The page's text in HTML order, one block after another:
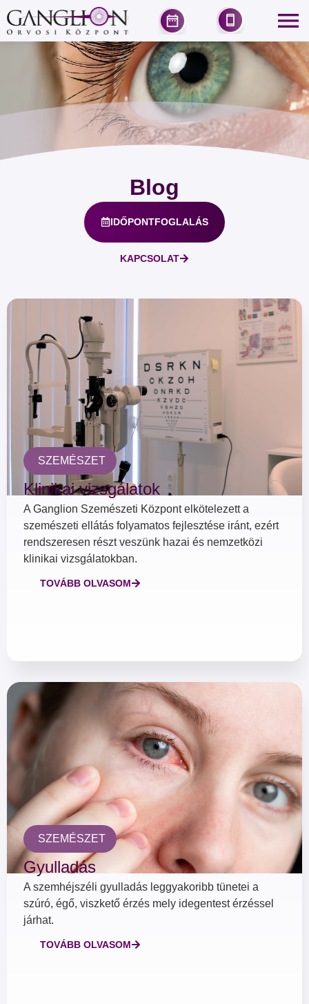
Blog
IDŐPONTFOGLALÁS
KAPCSOLAT
SZEMÉSZET
Klinikai vizsgálatok
A Ganglion Szemészeti Központ elkötelezett a
szemészeti ellátás folyamatos fejlesztése iránt, ezért
rendszeresen részt veszünk hazai és nemzetközi
klinikai vizsgálatokban.
TOVÁBB OLVASOM
SZEMÉSZET
Gyulladás
A szemhéjszéli gyulladás leggyakoribb tünetei a
szúró, égő, viszkető érzés mely idegentest érzéssel
járhat.
TOVÁBB OLVASOM